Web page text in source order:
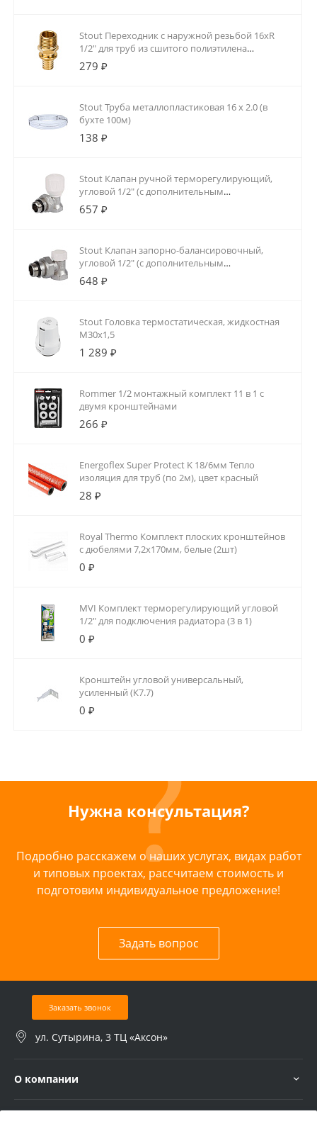
Stout Переходник с наружной резьбой 16xR
1/2" для труб из сшитого полиэтилена
аксиальный
279 ₽
Stout Труба металлопластиковая 16 х 2.0 (в
бухте 100м)
138 ₽
Stout Клапан ручной терморегулирующий,
угловой 1/2" (с дополнительным
уплотнением)
657 ₽
Stout Клапан запорно-балансировочный,
угловой 1/2" (с дополнительным
уплотнением)
648 ₽
Stout Головка термостатическая, жидкостная
M30x1,5
1 289 ₽
Rommer 1/2 монтажный комплект 11 в 1 с
двумя кронштейнами
266 ₽
Energoflex Super Protect K 18/6мм Тепло
изоляция для труб (по 2м), цвет красный
28 ₽
Royal Thermo Комплект плоских кронштейнов
с дюбелями 7,2х170мм, белые (2шт)
0 ₽
MVI Комплект терморегулирующий угловой
1/2" для подключения радиатора (3 в 1)
0 ₽
Кронштейн угловой универсальный,
усиленный (К7.7)
0 ₽
Нужна консультация?
Подробно расскажем о наших услугах, видах работ
и типовых проектах, рассчитаем стоимость и
подготовим индивидуальное предложение!
Задать вопрос
Заказать звонок
ул. Сутырина, 3 ТЦ «Аксон»
О компании